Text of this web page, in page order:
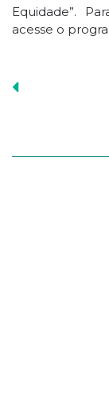
Equidade”.
acesse o